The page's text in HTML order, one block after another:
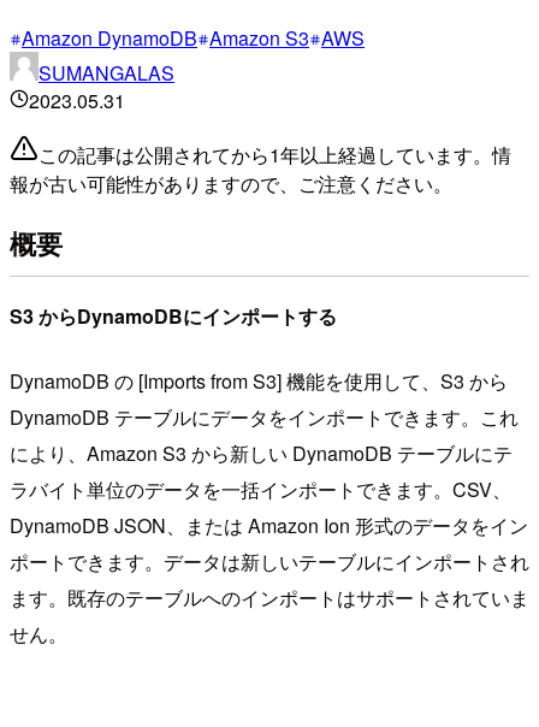
Amazon DynamoDB Amazon S3 AWS
SUMANGALAS
2023.05.31
この記事は公開されてから1年以上経過しています。情
報が古い可能性がありますので、ご注意ください。
概要
S3 からDynamoDBにインポートする
DynamoDB の [Imports from S3] 機能を使用して、S3 から
DynamoDB テーブルにデータをインポートできます。これ
により、Amazon S3 から新しい DynamoDB テーブルにテ
ラバイト単位のデータを一括インポートできます。CSV、
DynamoDB JSON、または Amazon Ion 形式のデータをイン
ポートできます。データは新しいテーブルにインポートされ
ます。既存のテーブルへのインポートはサポートされていま
せん。